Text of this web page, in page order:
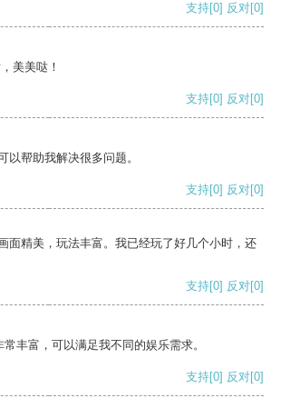
支持[0] 反对[0]
美美哒！
支持[0] 反对[0]
以帮助我解决很多问题。
支持[0] 反对[0]
面精美，玩法丰富。我已经玩了好几个小时，还
支持[0] 反对[0]
丰富，可以满足我不同的娱乐需求。
支持[0] 反对[0]